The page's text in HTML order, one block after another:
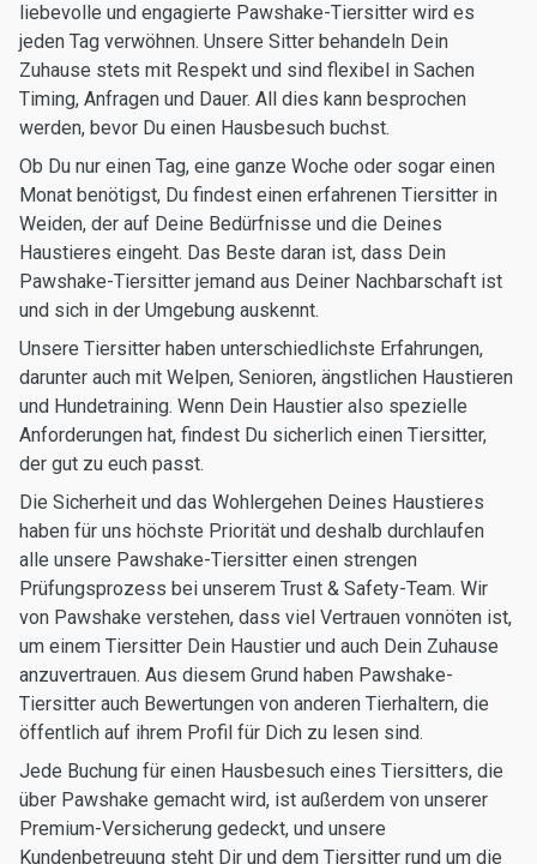
liebevolle und engagierte Pawshake-Tiersitter wird es
jeden Tag verwöhnen. Unsere Sitter behandeln Dein
Zuhause stets mit Respekt und sind flexibel in Sachen
Timing, Anfragen und Dauer. All dies kann besprochen
werden, bevor Du einen Hausbesuch buchst.
Ob Du nur einen Tag, eine ganze Woche oder sogar einen
Monat benötigst, Du findest einen erfahrenen Tiersitter in
Weiden, der auf Deine Bedürfnisse und die Deines
Haustieres eingeht. Das Beste daran ist, dass Dein
Pawshake-Tiersitter jemand aus Deiner Nachbarschaft ist
und sich in der Umgebung auskennt.
Unsere Tiersitter haben unterschiedlichste Erfahrungen,
darunter auch mit Welpen, Senioren, ängstlichen Haustieren
und Hundetraining. Wenn Dein Haustier also spezielle
Anforderungen hat, findest Du sicherlich einen Tiersitter,
der gut zu euch passt.
Die Sicherheit und das Wohlergehen Deines Haustieres
haben für uns höchste Priorität und deshalb durchlaufen
alle unsere Pawshake-Tiersitter einen strengen
Prüfungsprozess bei unserem Trust & Safety-Team. Wir
von Pawshake verstehen, dass viel Vertrauen vonnöten ist,
um einem Tiersitter Dein Haustier und auch Dein Zuhause
anzuvertrauen. Aus diesem Grund haben Pawshake-
Tiersitter auch Bewertungen von anderen Tierhaltern, die
öffentlich auf ihrem Profil für Dich zu lesen sind.
Jede Buchung für einen Hausbesuch eines Tiersitters, die
über Pawshake gemacht wird, ist außerdem von unserer
Premium-Versicherung gedeckt, und unsere
Kundenbetreuung steht Dir und dem Tiersitter rund um die